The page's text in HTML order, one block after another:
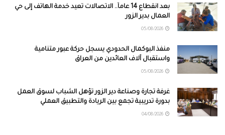
بعد انقطاع 14 عاماً.. الاتصالات تعيد خدمة الهاتف إلى حي
العمال بدير الزور
منفذ البوكمال الحدودي يسجل حركة عبور متنامية
واستقبال آلاف العائدين من العراق
غرفة تجارة وصناعة دير الزور تؤهل الشباب لسوق العمل
بدورة تدريبية تجمع بين الريادة والتطبيق العملي